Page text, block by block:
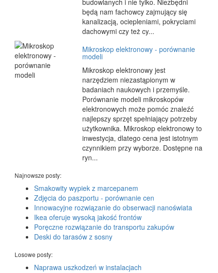
budowlanych i nie tylko. Niezbędni
będą nam fachowcy zajmujący się
kanalizacją, ociepleniami, pokryciami
dachowymi czy też cy...
Mikroskop elektronowy - porównanie
modeli
Mikroskop elektronowy jest
narzędziem niezastąpionym w
badaniach naukowych i przemyśle.
Porównanie modeli mikroskopów
elektronowych może pomóc znaleźć
najlepszy sprzęt spełniający potrzeby
użytkownika. Mikroskop elektronowy to
inwestycja, dlatego cena jest istotnym
czynnikiem przy wyborze. Dostępne na
ryn...
Najnowsze posty:
Smakowity wypiek z marcepanem
Zdjęcia do paszportu - porównanie cen
Innowacyjne rozwiązanie do obserwacji nanoświata
Ikea oferuje wysoką jakość frontów
Poręczne rozwiązanie do transportu zakupów
Deski do tarasów z sosny
Losowe posty:
Naprawa uszkodzeń w instalacjach